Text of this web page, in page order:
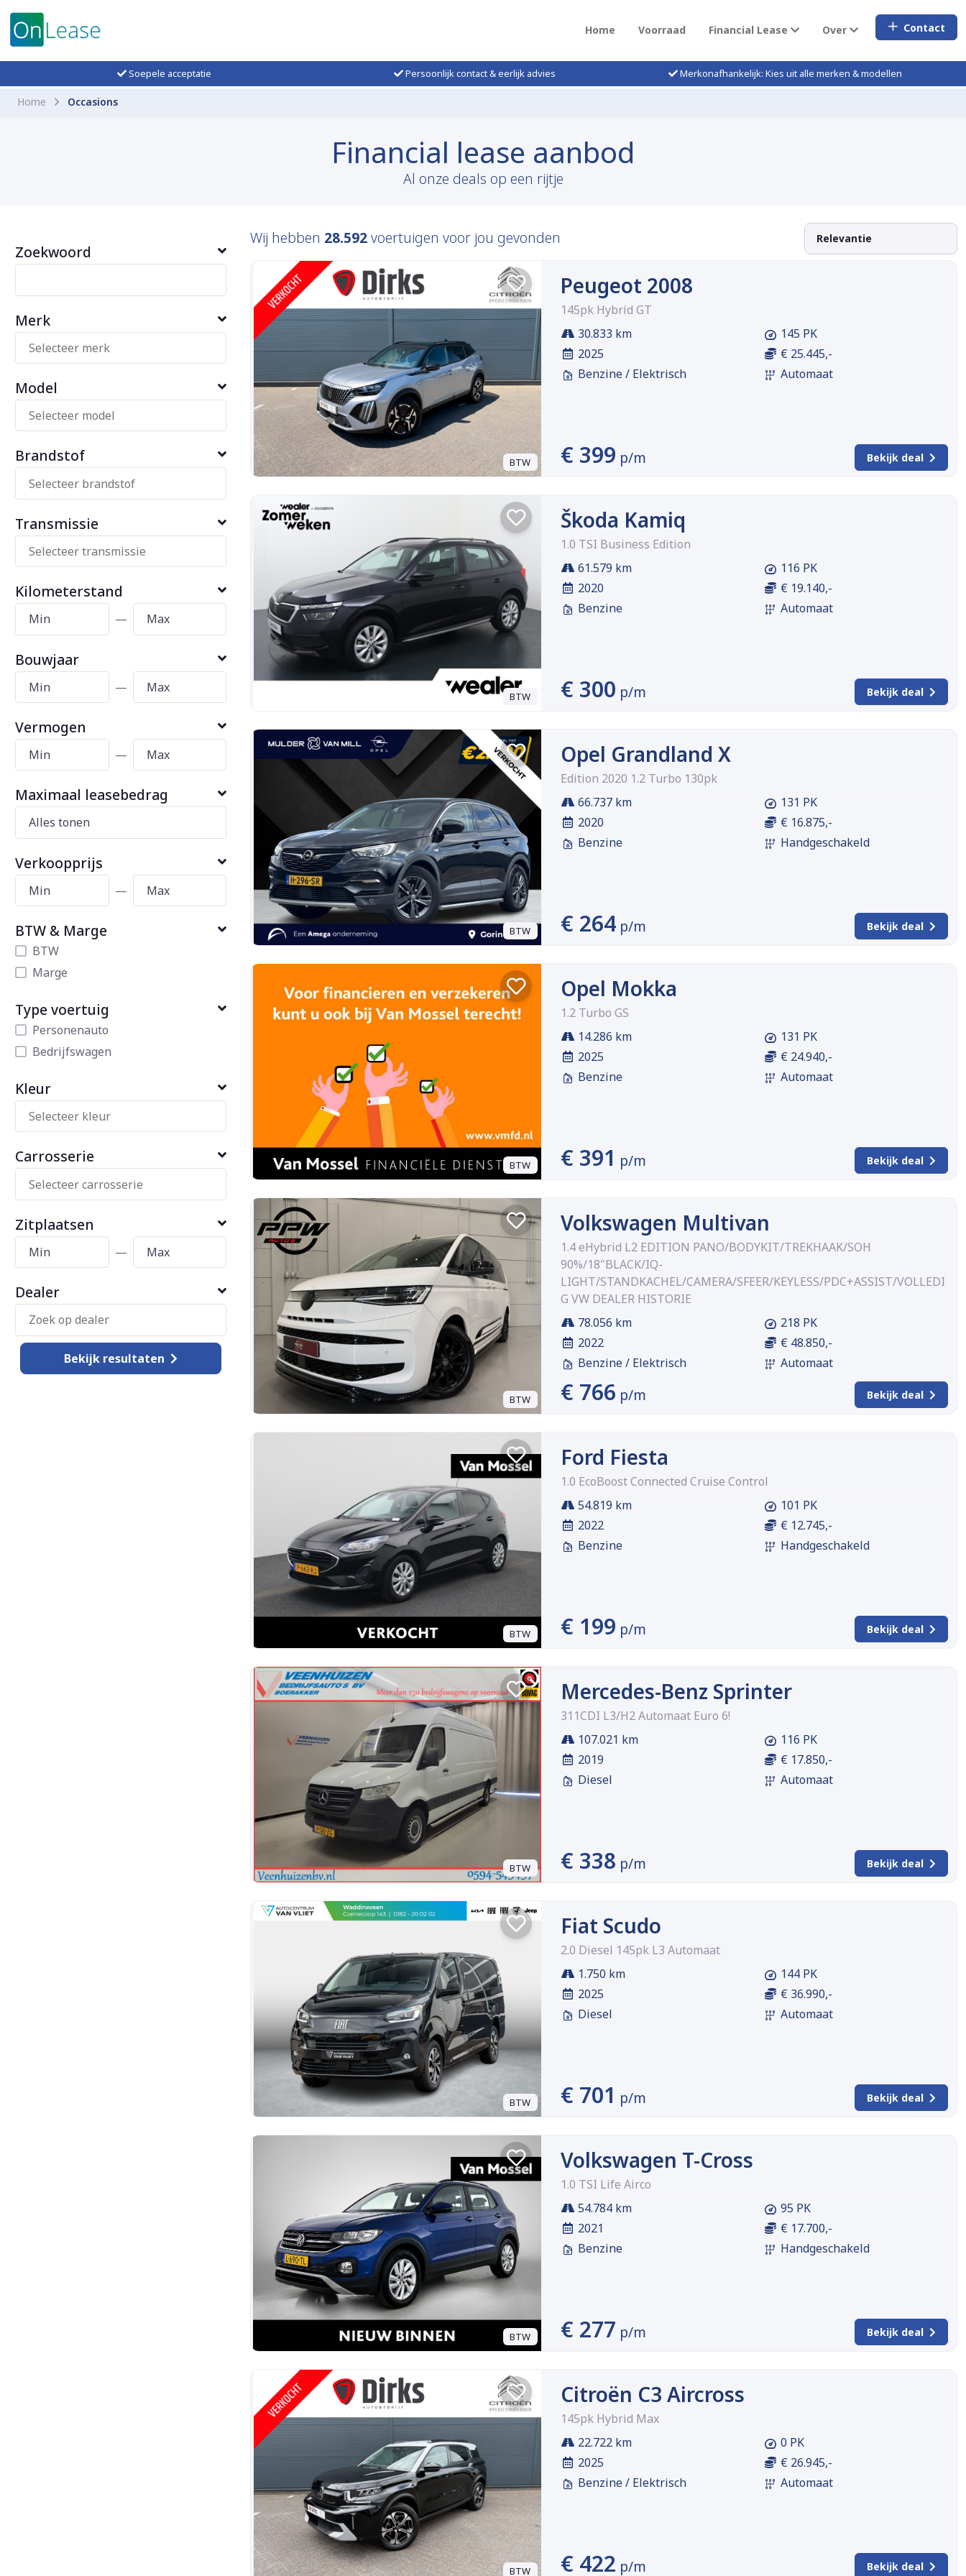
Home Voorraad Financial Lease Over Contact
Soepele acceptatie Persoonlijk contact & eerlijk advies Merkonafhankelijk: Kies uit alle merken & modellen
Home Occasions
Financial lease aanbod
Al onze deals op een rijtje
Zoekwoord
Merk
Model
Brandstof
Transmissie
Kilometerstand
—
Bouwjaar
—
Vermogen
—
Maximaal leasebedrag
Verkoopprijs
—
BTW & Marge
BTW
Marge
Type voertuig
Personenauto
Bedrijfswagen
Kleur
Carrosserie
Zitplaatsen
—
Dealer
Bekijk resultaten
Wij hebben 28.592voertuigen voor jou gevonden
BTW
Peugeot 2008
145pk Hybrid GT
30.833 km
2025
Benzine / Elektrisch
145 PK
€ 25.445,-
Automaat
€ 399 p/m Bekijk deal
BTW
Škoda Kamiq
1.0 TSI Business Edition
61.579 km
2020
Benzine
116 PK
€ 19.140,-
Automaat
€ 300 p/m Bekijk deal
BTW
Opel Grandland X
Edition 2020 1.2 Turbo 130pk
66.737 km
2020
Benzine
131 PK
€ 16.875,-
Handgeschakeld
€ 264 p/m Bekijk deal
BTW
Opel Mokka
1.2 Turbo GS
14.286 km
2025
Benzine
131 PK
€ 24.940,-
Automaat
€ 391 p/m Bekijk deal
BTW
Volkswagen Multivan
1.4 eHybrid L2 EDITION PANO/BODYKIT/TREKHAAK/SOH
90%/18"BLACK/IQ-
LIGHT/STANDKACHEL/CAMERA/SFEER/KEYLESS/PDC+ASSIST/VOLLEDI
G VW DEALER HISTORIE
78.056 km
2022
Benzine / Elektrisch
218 PK
€ 48.850,-
Automaat
€ 766 p/m Bekijk deal
BTW
Ford Fiesta
1.0 EcoBoost Connected Cruise Control
54.819 km
2022
Benzine
101 PK
€ 12.745,-
Handgeschakeld
€ 199 p/m Bekijk deal
BTW
Mercedes-Benz Sprinter
311CDI L3/H2 Automaat Euro 6!
107.021 km
2019
Diesel
116 PK
€ 17.850,-
Automaat
€ 338 p/m Bekijk deal
BTW
Fiat Scudo
2.0 Diesel 145pk L3 Automaat
1.750 km
2025
Diesel
144 PK
€ 36.990,-
Automaat
€ 701 p/m Bekijk deal
BTW
Volkswagen T-Cross
1.0 TSI Life Airco
54.784 km
2021
Benzine
95 PK
€ 17.700,-
Handgeschakeld
€ 277 p/m Bekijk deal
BTW
Citroën C3 Aircross
145pk Hybrid Max
22.722 km
2025
Benzine / Elektrisch
0 PK
€ 26.945,-
Automaat
€ 422 p/m Bekijk deal